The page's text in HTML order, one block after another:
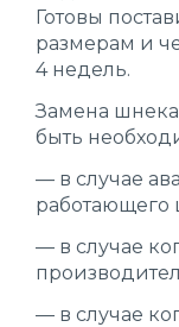
Готовы
размерам и
4 недель.
Замена
быть
— в случае
работающего
— в случае
— в случае